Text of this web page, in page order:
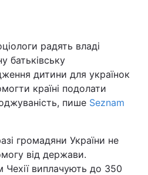
радять владі
батьківську
дитини для українок
країні подолати
пише Seznam
громадяни України не
від держави.
виплачують до 350